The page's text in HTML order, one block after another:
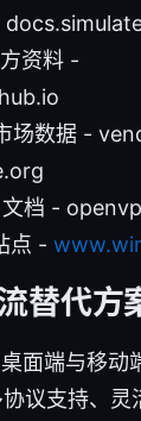
资料 -
场数据 -
档 -
点 -
替代方
面端与移动
议支持、灵